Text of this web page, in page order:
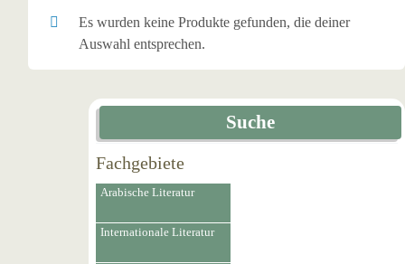
Es wurden keine Produkte gefunden, die deiner
Auswahl entsprechen.
Suche
Fachgebiete
Arabische Literatur
Internationale Literatur